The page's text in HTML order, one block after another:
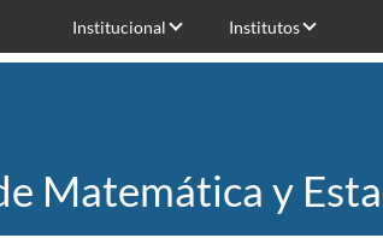
Institucional Institutos
Matemática y